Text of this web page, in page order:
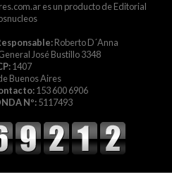
es un producto de Editorial
Roberto D´Anna
José Bustillo 3348
1407
Buenos Aires
153 600 6906
Nº:5117493